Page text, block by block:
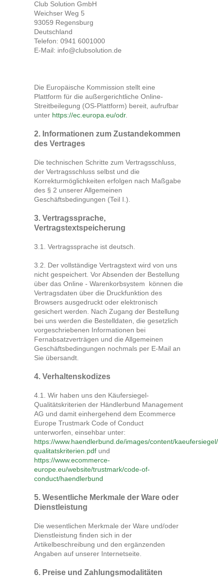
Club Solution GmbH
Weichser Weg 5
93059 Regensburg
Deutschland
Telefon: 0941 6001000
E-Mail: info@clubsolution.de
Die Europäische Kommission stellt eine
Plattform für die außergerichtliche Online-
Streitbeilegung (OS-Plattform) bereit, aufrufbar
unter https://ec.europa.eu/odr.
2. Informationen zum Zustandekommen
des Vertrages
Die technischen Schritte zum Vertragsschluss,
der Vertragsschluss selbst und die
Korrekturmöglichkeiten erfolgen nach Maßgabe
des § 2 unserer Allgemeinen
Geschäftsbedingungen (Teil I.).
3. Vertragssprache,
Vertragstextspeicherung
3.1. Vertragssprache ist deutsch.
3.2. Der vollständige Vertragstext wird von uns
nicht gespeichert. Vor Absenden der Bestellung
über das Online - Warenkorbsystem
können die
Vertragsdaten über die Druckfunktion des
Browsers ausgedruckt oder elektronisch
gesichert werden. Nach Zugang der Bestellung
bei uns werden die Bestelldaten, die gesetzlich
vorgeschriebenen Informationen bei
Fernabsatzverträgen und die Allgemeinen
Geschäftsbedingungen nochmals per E-Mail an
Sie übersandt.
4. Verhaltenskodizes
4.1. Wir haben uns den Käufersiegel-
Qualitätskriterien der Händlerbund Management
AG und damit einhergehend dem Ecommerce
Europe Trustmark Code of Conduct
unterworfen, einsehbar unter:
https://www.haendlerbund.de/images/content/
qualitatskriterien.pdf und
https://www.ecommerce-
europe.eu/website/trustmark/code-of-
conduct/haendlerbund
5. Wesentliche Merkmale der Ware oder
Dienstleistung
Die wesentlichen Merkmale der Ware und/oder
Dienstleistung finden sich in der
Artikelbeschreibung und den ergänzenden
Angaben auf unserer Internetseite.
6. Preise und Zahlungsmodalitäten